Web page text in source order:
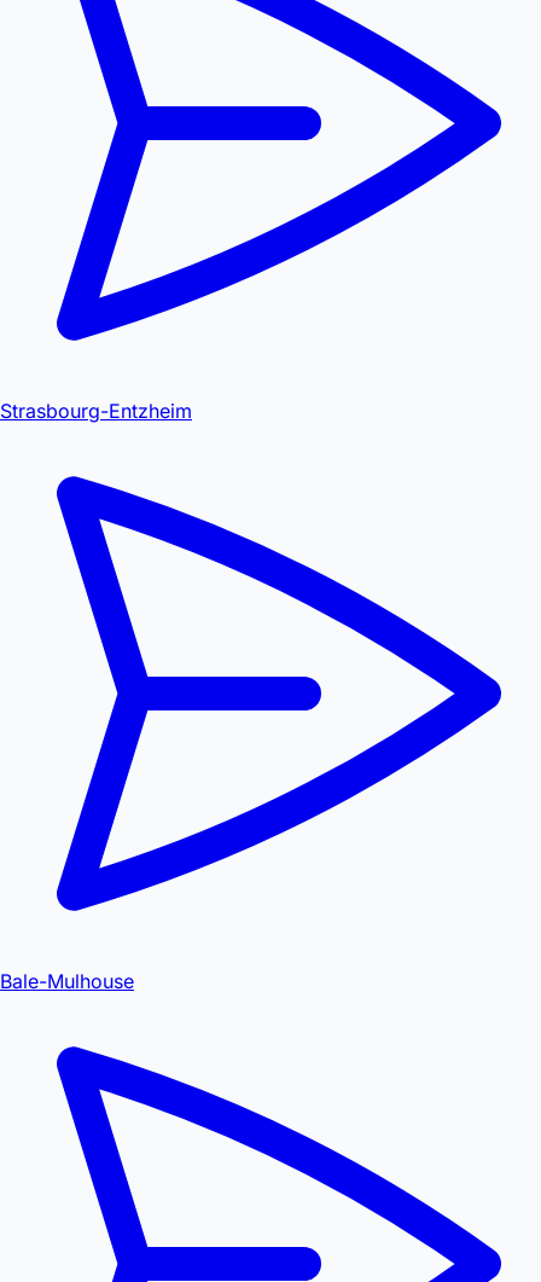
Strasbourg-Entzheim
Bale-Mulhouse